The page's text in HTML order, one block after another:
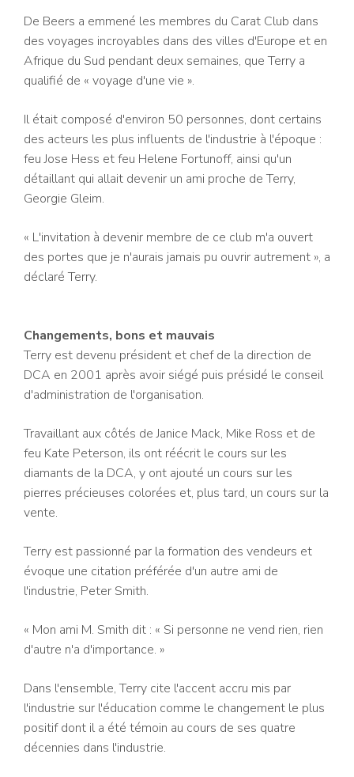
De Beers a emmené les membres du Carat Club dans
des voyages incroyables dans des villes d'Europe et en
Afrique du Sud pendant deux semaines, que Terry a
qualifié de « voyage d'une vie ».
Il était composé d'environ 50 personnes, dont certains
des acteurs les plus influents de l'industrie à l'époque :
feu Jose Hess et feu Helene Fortunoff, ainsi qu'un
détaillant qui allait devenir un ami proche de Terry,
Georgie Gleim.
« L'invitation à devenir membre de ce club m'a ouvert
des portes que je n'aurais jamais pu ouvrir autrement », a
déclaré Terry.
Changements, bons et mauvais
Terry est devenu président et chef de la direction de
DCA en 2001 après avoir siégé puis présidé le conseil
d'administration de l'organisation.
Travaillant aux côtés de Janice Mack, Mike Ross et de
feu Kate Peterson, ils ont réécrit le cours sur les
diamants de la DCA, y ont ajouté un cours sur les
pierres précieuses colorées et, plus tard, un cours sur la
vente.
Terry est passionné par la formation des vendeurs et
évoque une citation préférée d'un autre ami de
l'industrie, Peter Smith.
« Mon ami M. Smith dit : « Si personne ne vend rien, rien
d'autre n'a d'importance. »
Dans l'ensemble, Terry cite l'accent accru mis par
l'industrie sur l'éducation comme le changement le plus
positif dont il a été témoin au cours de ses quatre
décennies dans l'industrie.